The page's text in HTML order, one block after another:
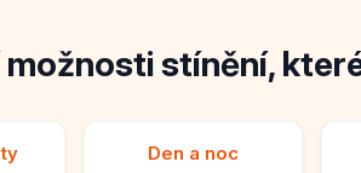
možnosti stínění,
Den a noc